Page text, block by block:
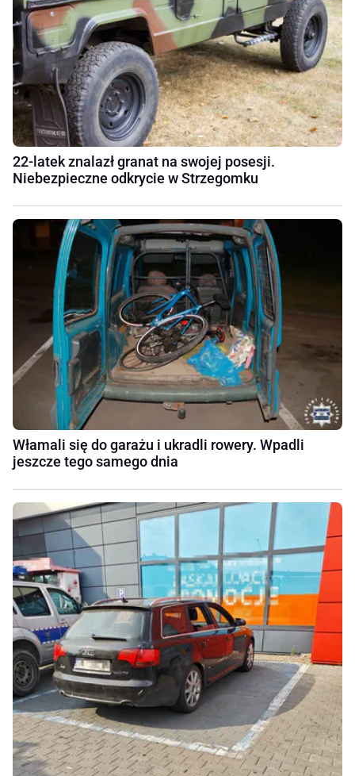
22-latek znalazł granat na swojej posesji.
Niebezpieczne odkrycie w Strzegomku
Włamali się do garażu i ukradli rowery. Wpadli
jeszcze tego samego dnia